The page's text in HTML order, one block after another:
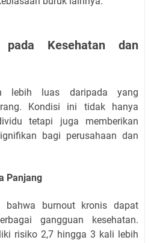
pada Kesehatan dan
lebih luas daripada yang
Kondisi ini tidak hanya
tetapi juga memberikan
bagi perusahaan dan
Panjang
bahwa burnout kronis dapat
gangguan kesehatan.
risiko 2,7 hingga 3 kali lebih